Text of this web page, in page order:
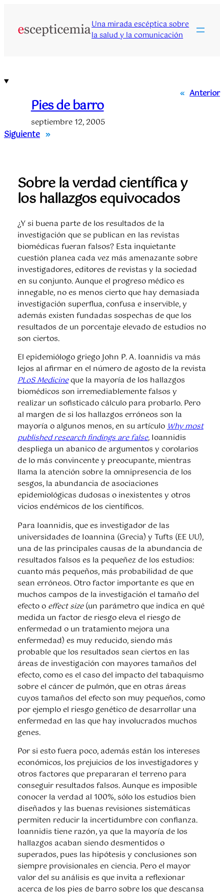
contenido
Una mirada escéptica sobre
la salud y la comunicación
« Anterior
Pies de barro
septiembre 12, 2005
Siguiente »
Sobre la verdad científica y
los hallazgos equivocados
¿Y si buena parte de los resultados de la
investigación que se publican en las revistas
biomédicas fueran falsos? Esta inquietante
cuestión planea cada vez más amenazante sobre
investigadores, editores de revistas y la sociedad
en su conjunto. Aunque el progreso médico es
innegable, no es menos cierto que hay demasiada
investigación superflua, confusa e inservible, y
además existen fundadas sospechas de que los
resultados de un porcentaje elevado de estudios no
son ciertos.
El epidemiólogo griego John P. A. Ioannidis va más
lejos al afirmar en el número de agosto de la revista
PLoS Medicineque la mayoría de los hallazgos
biomédicos son irremediablemente falsos y
realizar un sofisticado cálculo para probarlo. Pero
al margen de si los hallazgos erróneos son la
mayoría o algunos menos, en su artículoWhy most
published research findings are false,Ioannidis
despliega un abanico de argumentos y corolarios
de lo más convincente y preocupante, mientras
llama la atención sobre la omnipresencia de los
sesgos, la abundancia de asociaciones
epidemiológicas dudosas o inexistentes y otros
vicios endémicos de los científicos.
Para Ioannidis, que es investigador de las
universidades de Ioannina (Grecia) y Tufts (EE UU),
una de las principales causas de la abundancia de
resultados falsos es la pequeñez de los estudios:
cuanto más pequeños, más probabilidad de que
sean erróneos. Otro factor importante es que en
muchos campos de la investigación el tamaño del
efecto o effect size(un parámetro que indica en qué
medida un factor de riesgo eleva el riesgo de
enfermedad o un tratamiento mejora una
enfermedad) es muy reducido, siendo más
probable que los resultados sean ciertos en las
áreas de investigación con mayores tamaños del
efecto, como es el caso del impacto del tabaquismo
sobre el cáncer de pulmón, que en otras áreas
cuyos tamaños del efecto son muy pequeños, como
por ejemplo el riesgo genético de desarrollar una
enfermedad en las que hay involucrados muchos
genes.
Por si esto fuera poco, además están los intereses
económicos, los prejuicios de los investigadores y
otros factores que prepararan el terreno para
conseguir resultados falsos. Aunque es imposible
conocer la verdad al 100%, sólo los estudios bien
diseñados y las buenas revisiones sistemáticas
permiten reducir la incertidumbre con confianza.
Ioannidis tiene razón, ya que la mayoría de los
hallazgos acaban siendo desmentidos o
superados, pues las hipótesis y conclusiones son
siempre provisionales en ciencia. Pero el mayor
valor del su análisis es que invita a reflexionar
acerca de los pies de barro sobre los que descansa